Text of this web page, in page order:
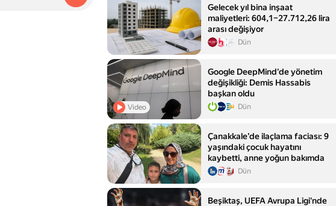
Gelecek yıl bina inşaat
maliyetleri: 604,1–27.712,26 lira
arası değişiyor
Dün
Video
Google DeepMind'de yönetim
değişikliği: Demis Hassabis
başkan oldu
Dün
Çanakkale’de ilaçlama faciası: 9
yaşındaki çocuk hayatını
kaybetti, anne yoğun bakımda
Dün
Beşiktaş, UEFA Avrupa Ligi'nde